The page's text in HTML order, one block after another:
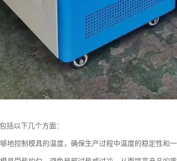
括以下几个方面：
地控制模具的温度，确保生产过程中温度的稳定性和一